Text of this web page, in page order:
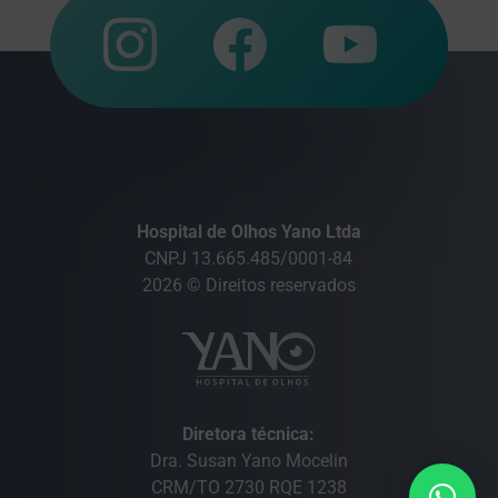
Hospital de Olhos Yano Ltda
CNPJ 13.665.485/0001-84
2026 © Direitos reservados
Diretora técnica:
Dra. Susan Yano Mocelin
CRM/TO 2730 RQE 1238